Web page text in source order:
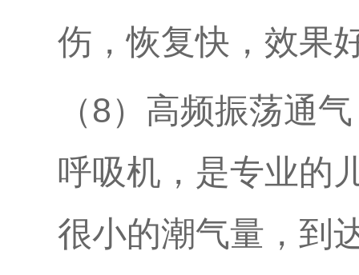
伤，恢复快，效果
（8）高频振荡通
呼吸机，是专业的
很小的潮气量，到